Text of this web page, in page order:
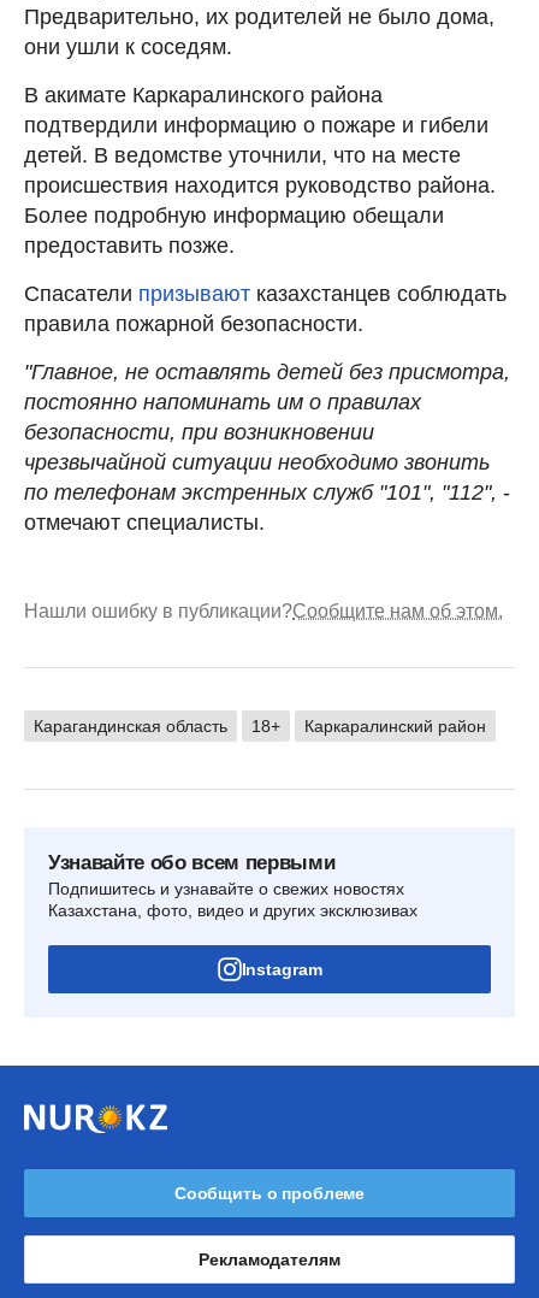
Предварительно, их родителей не было дома,
они ушли к соседям.
В акимате Каркаралинского района
подтвердили информацию о пожаре и гибели
детей. В ведомстве уточнили, что на месте
происшествия находится руководство района.
Более подробную информацию обещали
предоставить позже.
Спасатели призывают казахстанцев соблюдать
правила пожарной безопасности.
"Главное, не оставлять детей без присмотра,
постоянно напоминать им о правилах
безопасности, при возникновении
чрезвычайной ситуации необходимо звонить
по телефонам экстренных служб "101", "112", -
отмечают специалисты.
Нашли ошибку в публикации?Сообщите нам об этом.
Карагандинская область 18+ Каркаралинский район
Узнавайте обо всем первыми
Подпишитесь и узнавайте о свежих новостях
Казахстана, фото, видео и других эксклюзивах
Instagram
Сообщить о проблеме
Рекламодателям